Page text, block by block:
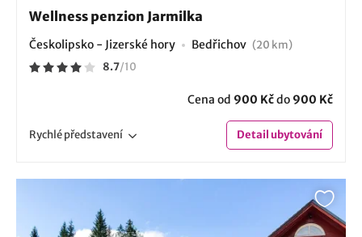
Wellness penzion Jarmilka
Českolipsko - Jizerské hory Bedřichov (20 km)
8.7/10
Cena od 900 Kčdo 900 Kč
Rychlépředstavení Detailubytování